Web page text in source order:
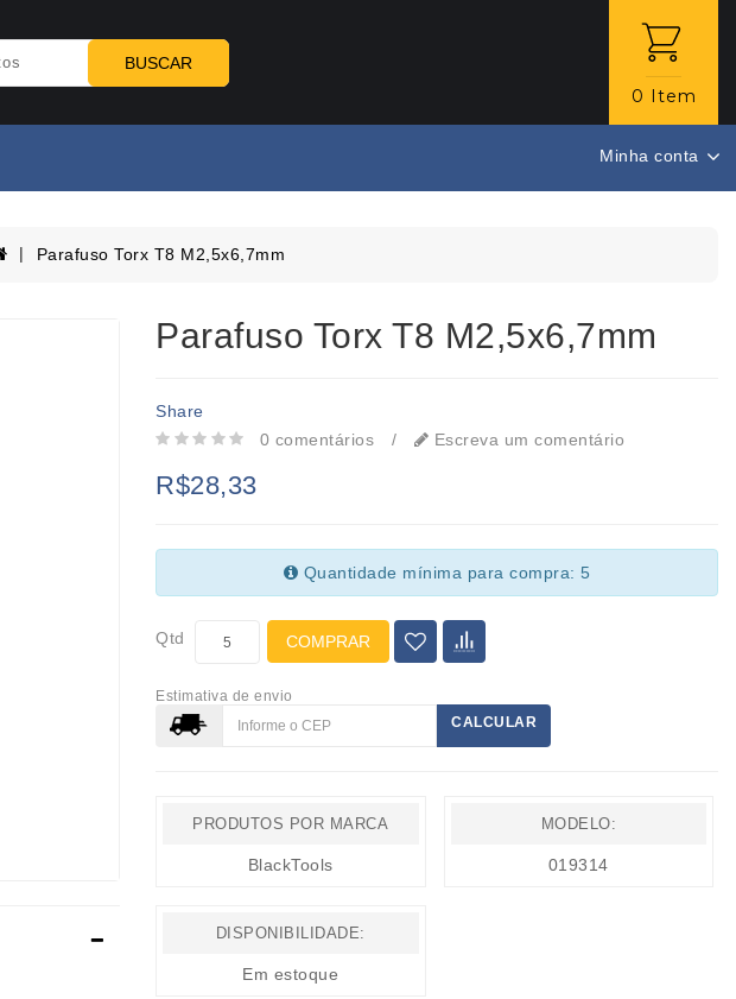
BUSCAR
0 Item
Minha conta
Parafuso Torx T8 M2,5x6,7mm
Parafuso Torx T8 M2,5x6,7mm
Share
0 comentários
/ Escreva um comentário
R$28,33
Quantidade mínima para compra: 5
Qtd COMPRAR
Estimativa de envio
CALCULAR
PRODUTOS POR MARCA
BlackTools
MODELO:
019314
DISPONIBILIDADE:
Em estoque